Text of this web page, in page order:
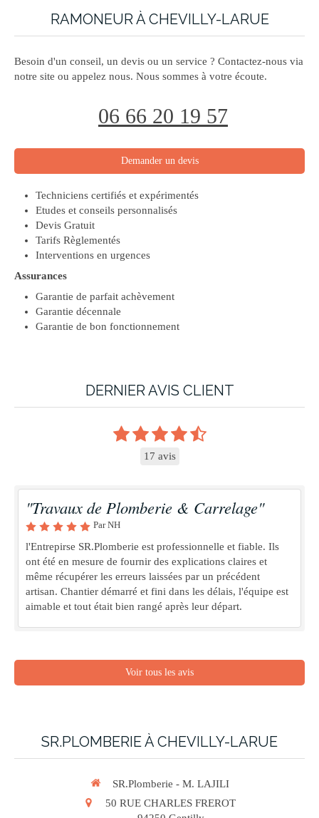
RAMONEUR À CHEVILLY-LARUE
Besoin d'un conseil, un devis ou un service ? Contactez-nous via
notre site ou appelez nous. Nous sommes à votre écoute.
06 66 20 19 57
Demander un devis
Techniciens certifiés et expérimentés
Etudes et conseils personnalisés
Devis Gratuit
Tarifs Règlementés
Interventions en urgences
Assurances
Garantie de parfait achèvement
Garantie décennale
Garantie de bon fonctionnement
DERNIER AVIS CLIENT
17 avis
"Travaux de Plomberie & Carrelage"
Par NH
l'Entrepirse SR.Plomberie est professionnelle et fiable. Ils
ont été en mesure de fournir des explications claires et
même récupérer les erreurs laissées par un précédent
artisan. Chantier démarré et fini dans les délais, l'équipe est
aimable et tout était bien rangé après leur départ.
Voir tous les avis
SR.PLOMBERIE À CHEVILLY-LARUE
SR.Plomberie - M. LAJILI
50 RUE CHARLES FREROT